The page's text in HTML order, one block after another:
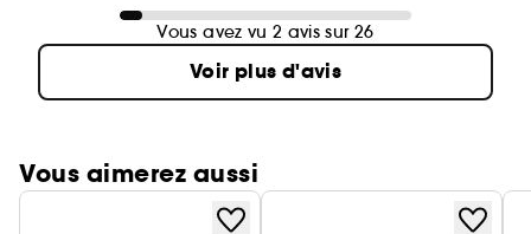
Vous avez vu 2 avis sur 26
Voir plus d'avis
Vous aimerez aussi